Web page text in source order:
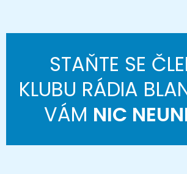
STAŇTE SE
KLUBU RÁDIA
VÁM NIC